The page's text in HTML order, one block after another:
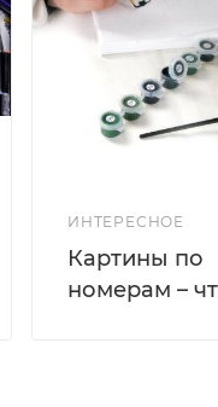
ИНТЕРЕСНОЕ
Картины по
номерам –